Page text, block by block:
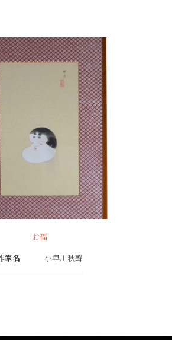
お福
家名
小早川秋聲